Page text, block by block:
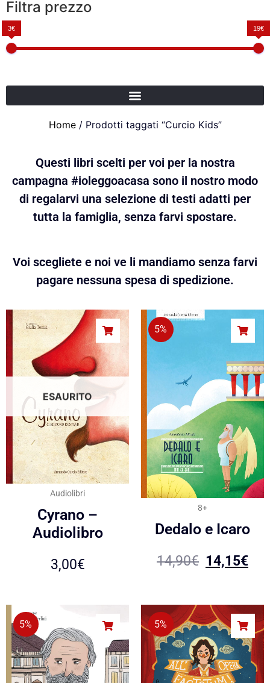
Filtra prezzo
3€ 19€
Home/ Prodotti taggati “Curcio Kids”
Questi libri scelti per voi per la nostra
campagna #ioleggoacasa sono il nostro modo
di regalarvi una selezione di testi adatti per
tutta la famiglia, senza farvi spostare.
Voi scegliete e noi ve li mandiamo senza farvi
pagare nessuna spesa di spedizione.
ESAURITO
Audiolibri
Cyrano –
Audiolibro
3,00€
5%
8+
Dedalo e Icaro
14,90€ 14,15€
5% 5%